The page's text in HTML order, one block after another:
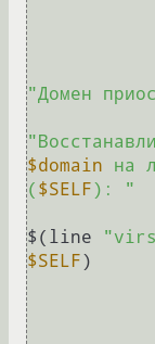
"Домен
$domain на
( $SELF): "
$(line
$SELF)